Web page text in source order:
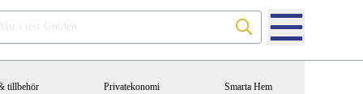
tillbehör Privatekonomi Smarta Hem